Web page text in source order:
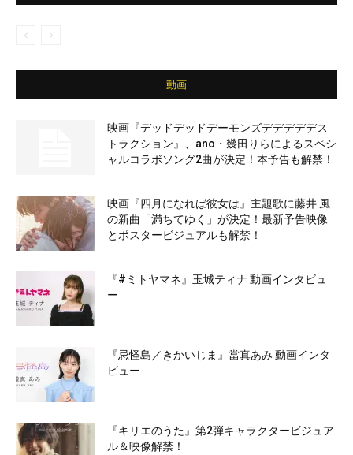
動画
映画『デッドデッドデーモンズデデデデデス
トラクション』、ano・幾田りらによるスペシ
ャルコラボソング2曲が決定！本予告も解禁！
映画『四月になれば彼女は』主題歌に藤井 風
の新曲「満ちてゆく」が決定！最新予告映像
とポスタービジュアルも解禁！
『#ミトヤマネ』玉城ティナ 動画インタビュ
ー
『忌怪島／きかいじま』當真あみ 動画インタ
ビュー
『キリエのうた』第2弾キャラクタービジュア
ル＆映像解禁！